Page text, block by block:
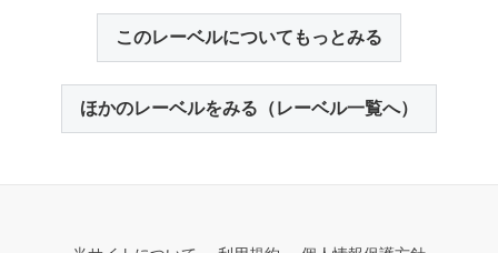
このレーベルについてもっとみる
ほかのレーベルをみる（レーベル一覧へ）